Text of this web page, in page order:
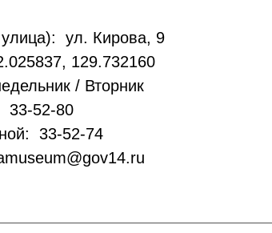
ул. Кирова, 9
129.732160
/ Вторник
33-52-80
33-52-74